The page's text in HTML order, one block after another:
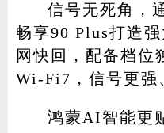
信号无死角，
畅享90 Plus打造
网快回，配备档位
Wi-Fi7，信号更强
鸿蒙AI智能更